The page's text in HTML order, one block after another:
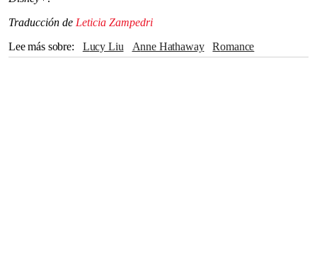
Traducción de Leticia Zampedri
Lee más sobre
Lucy Liu Anne Hathaway
Romance